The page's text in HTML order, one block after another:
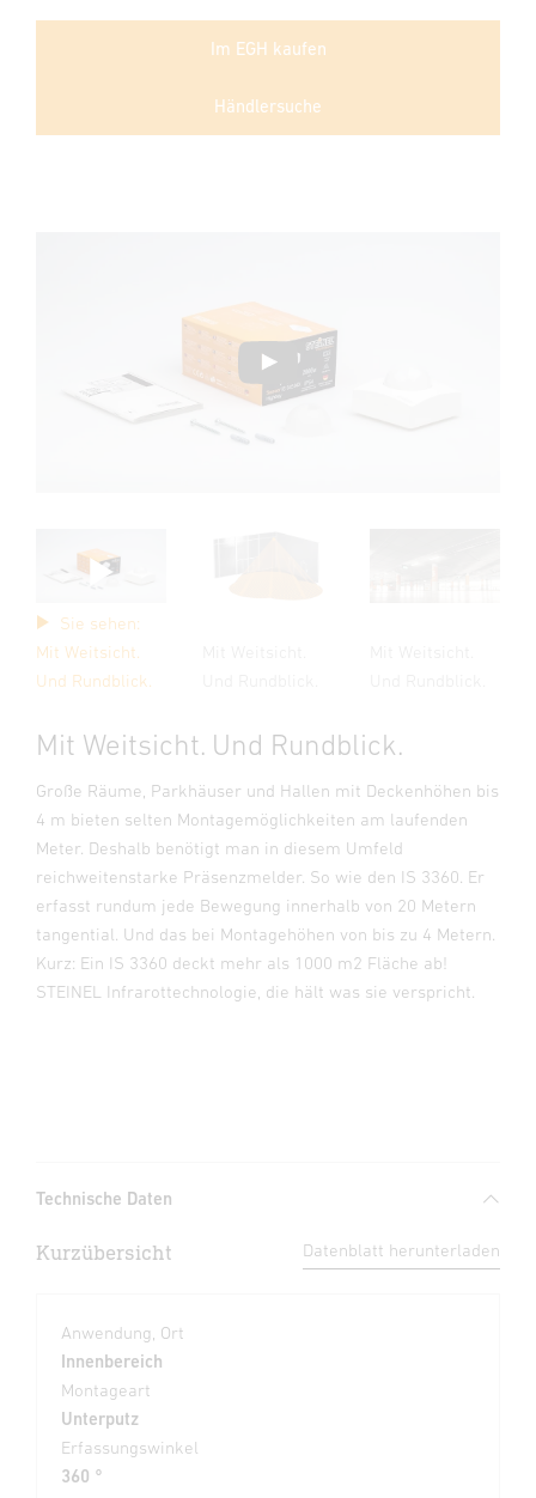
Im EGH kaufen
Händlersuche
Sie sehen:
Mit Weitsicht.
Und Rundblick.
Mit Weitsicht. Und Rundblick.
Große Räume, Parkhäuser und Hallen mit Deckenhöhen bis
4 m bieten selten Montagemöglichkeiten am laufenden
Meter. Deshalb benötigt man in diesem Umfeld
reichweitenstarke Präsenzmelder. So wie den IS 3360. Er
erfasst rundum jede Bewegung innerhalb von 20 Metern
tangential. Und das bei Montagehöhen von bis zu 4 Metern.
Kurz: Ein IS 3360 deckt mehr als 1000 m2 Fläche ab!
STEINEL Infrarottechnologie, die hält was sie verspricht.
Technische Daten
Kurzübersicht Datenblatt herunterladen
Anwendung, Ort
Innenbereich
Montageart
Unterputz
Erfassungswinkel
360 °